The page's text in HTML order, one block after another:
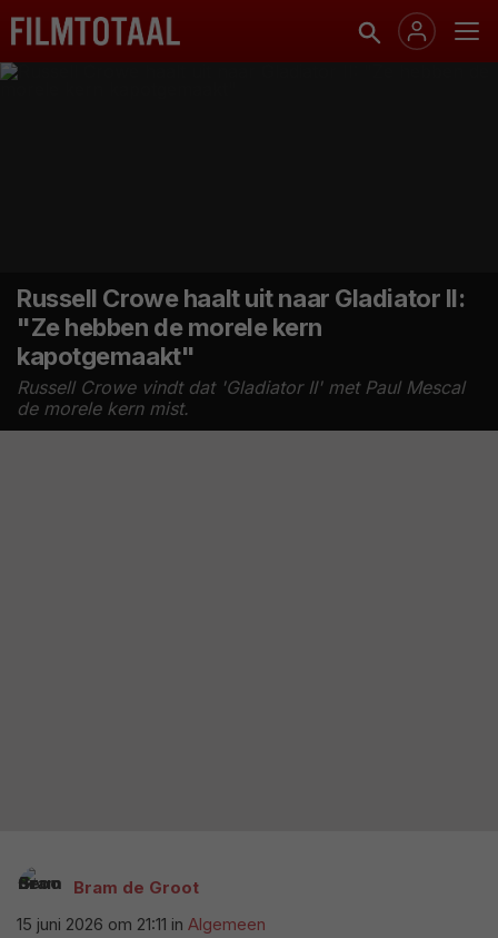
Russell Crowe haalt uit naar Gladiator II:
"Ze hebben de morele kern
kapotgemaakt"
Russell Crowe vindt dat 'Gladiator II' met Paul Mescal
de morele kern mist.
Bram de Groot
15 juni 2026 om 21:11 in Algemeen